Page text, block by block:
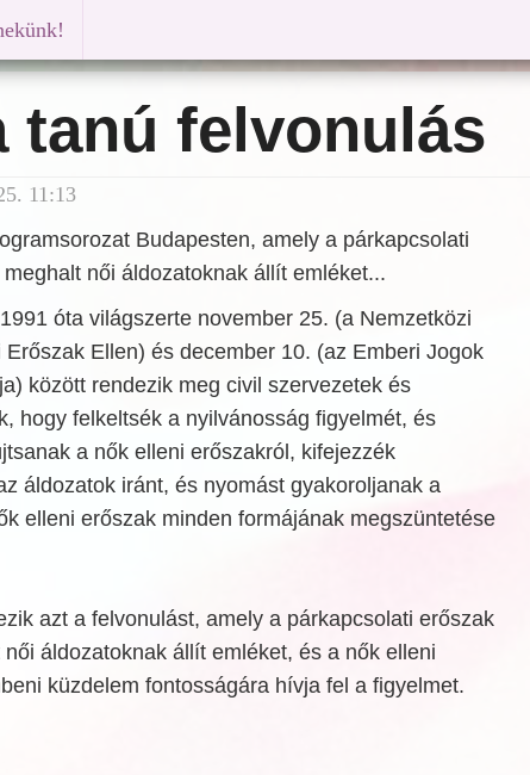
tanú felvonulás
11:13
Budapesten, amely a párkapcsolati
női áldozatoknak állít emléket...
óta világszerte november 25. (a Nemzetközi
Erőszak Ellen) és december 10. (az Emberi Jogok
között rendezik meg civil szervezetek és
hogy felkeltsék a nyilvánosság figyelmét, és
a nők elleni erőszakról, kifejezzék
áldozatok iránt, és nyomást gyakoroljanak a
elleni erőszak minden formájának megszüntetése
azt a felvonulást, amely a párkapcsolati erőszak
áldozatoknak állít emléket, és a nők elleni
küzdelem fontosságára hívja fel a figyelmet.